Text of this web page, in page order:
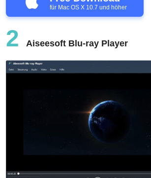
für Mac OS X 10.7 und höher
2 Aiseesoft Blu-ray Player